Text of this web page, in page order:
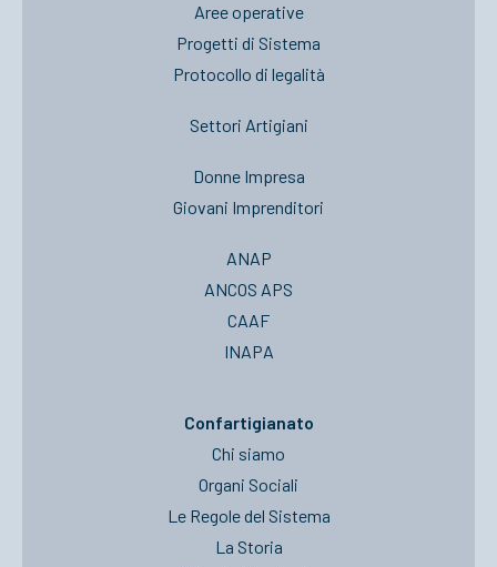
Aree operative
Progetti di Sistema
Protocollo di legalità
Settori Artigiani
Donne Impresa
Giovani Imprenditori
ANAP
ANCOS APS
CAAF
INAPA
Confartigianato
Chi siamo
Organi Sociali
Le Regole del Sistema
La Storia